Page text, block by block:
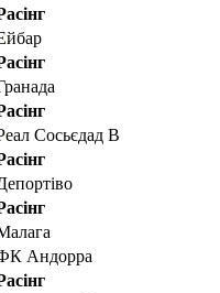
Сосьєдад B
Андорра